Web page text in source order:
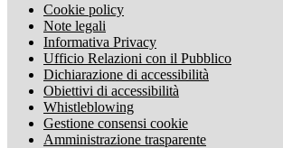
Cookie policy
Note legali
Informativa Privacy
Ufficio Relazioni con il Pubblico
Dichiarazione di accessibilità
Obiettivi di accessibilità
Whistleblowing
Gestione consensi cookie
Amministrazione trasparente